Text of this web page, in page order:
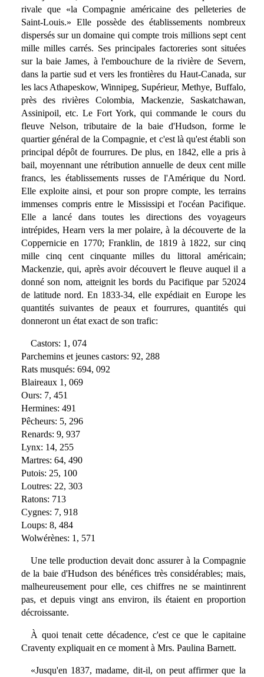
rivale que «la Compagnie américaine des pelleteries de
Saint-Louis.» Elle possède des établissements nombreux
dispersés sur un domaine qui compte trois millions sept cent
mille milles carrés. Ses principales factoreries sont situées
sur la baie James, à l'embouchure de la rivière de Severn,
dans la partie sud et vers les frontières du Haut-Canada, sur
les lacs Athapeskow, Winnipeg, Supérieur, Methye, Buffalo,
près des rivières Colombia, Mackenzie, Saskatchawan,
Assinipoil, etc. Le Fort York, qui commande le cours du
fleuve Nelson, tributaire de la baie d'Hudson, forme le
quartier général de la Compagnie, et c'est là qu'est établi son
principal dépôt de fourrures. De plus, en 1842, elle a pris à
bail, moyennant une rétribution annuelle de deux cent mille
francs, les établissements russes de l'Amérique du Nord.
Elle exploite ainsi, et pour son propre compte, les terrains
immenses compris entre le Mississipi et l'océan Pacifique.
Elle a lancé dans toutes les directions des voyageurs
intrépides, Hearn vers la mer polaire, à la découverte de la
Coppernicie en 1770; Franklin, de 1819 à 1822, sur cinq
mille cinq cent cinquante milles du littoral américain;
Mackenzie, qui, après avoir découvert le fleuve auquel il a
donné son nom, atteignit les bords du Pacifique par 52024
de latitude nord. En 1833-34, elle expédiait en Europe les
quantités suivantes de peaux et fourrures, quantités qui
donneront un état exact de son trafic:
Castors: 1, 074
Parchemins et jeunes castors: 92, 288
Rats musqués: 694, 092
Blaireaux 1, 069
Ours: 7, 451
Hermines: 491
Pêcheurs: 5, 296
Renards: 9, 937
Lynx: 14, 255
Martres: 64, 490
Putois: 25, 100
Loutres: 22, 303
Ratons: 713
Cygnes: 7, 918
Loups: 8, 484
Wolwérènes: 1, 571
Une telle production devait donc assurer à la Compagnie
de la baie d'Hudson des bénéfices très considérables; mais,
malheureusement pour elle, ces chiffres ne se maintinrent
pas, et depuis vingt ans environ, ils étaient en proportion
décroissante.
À quoi tenait cette décadence, c'est ce que le capitaine
Craventy expliquait en ce moment à Mrs. Paulina Barnett.
«Jusqu'en 1837, madame, dit-il, on peut affirmer que la